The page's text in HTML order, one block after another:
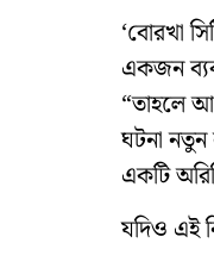
‘বোরখা
একজন
“তাহলে
ঘটনা
একটি
যদিও এই